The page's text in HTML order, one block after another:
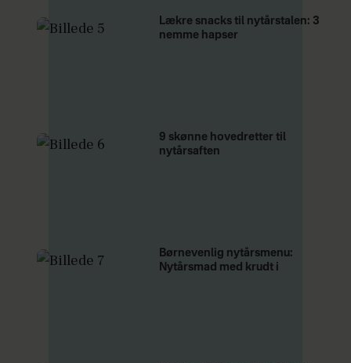
Lækre snacks til nytårstalen: 3
nemme hapser
9 skønne hovedretter til
nytårsaften
Børnevenlig nytårsmenu:
Nytårsmad med krudt i